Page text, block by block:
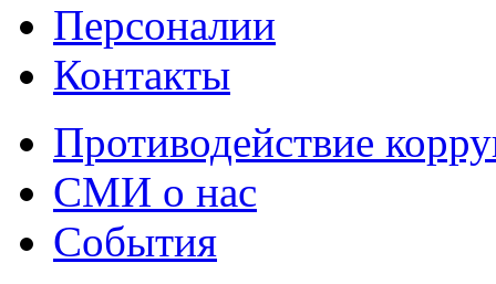
Персоналии
Контакты
Противодействие
СМИ о нас
События